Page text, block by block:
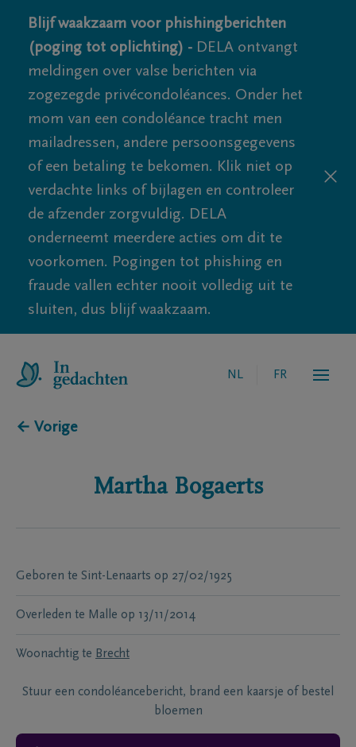
Blijf waakzaam voor phishingberichten
(poging tot oplichting) - DELA ontvangt
meldingen over valse berichten via
zogezegde privécondoléances. Onder het
mom van een condoléance tracht men
mailadressen, andere persoonsgegevens
of een betaling te bekomen. Klik niet op
verdachte links of bijlagen en controleer
de afzender zorgvuldig. DELA
onderneemt meerdere acties om dit te
voorkomen. Pogingen tot phishing en
fraude vallen echter nooit volledig uit te
sluiten, dus blijf waakzaam.
NL FR
← Vorige
Martha Bogaerts
Geboren te Sint-Lenaarts op 27/02/1925
Overleden te Malle op 13/11/2014
Woonachtig te Brecht
Stuur een condoléancebericht, brand een kaarsje of bestel
bloemen